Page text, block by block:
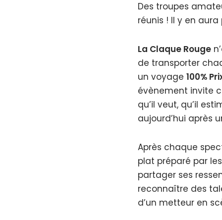
Des troupes
réunis ! Il y en
La Claque Rouge
de transporter
un voyage 100%
évènement invite
qu’il veut, qu’il
aujourd’hui après
Après chaque
plat préparé par
partager ses
reconnaître des
d’un metteur en